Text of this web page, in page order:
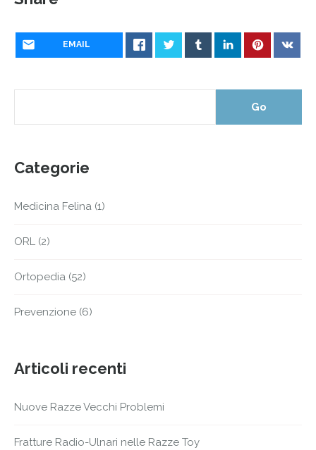
EMAIL
Categorie
Medicina Felina (1)
ORL (2)
Ortopedia (52)
Prevenzione (6)
Articoli recenti
Nuove Razze Vecchi Problemi
Fratture Radio-Ulnari nelle Razze Toy